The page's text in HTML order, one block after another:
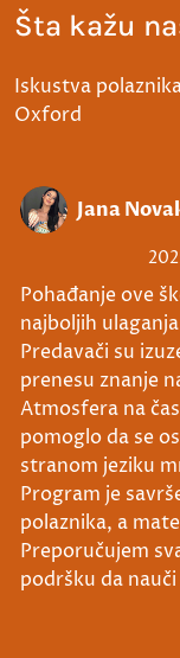
Šta kažu
Iskustva
Oxford
Jana
Pohađanje ove
najboljih
Predavači su
prenesu znanje
Atmosfera na
pomoglo da se
stranom jeziku
Program je
polaznika, a
Preporučujem
podršku da